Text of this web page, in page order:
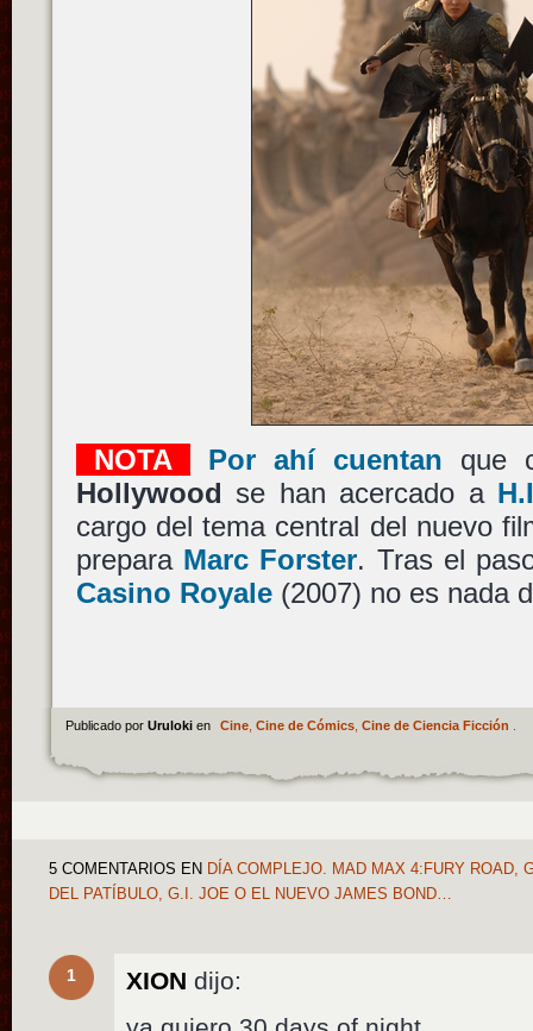
NOTA Por ahí cuentan que
Hollywood se han acercado a
cargo del tema central del nuevo
prepara Marc Forster. Tras el
Casino Royale(2007) no es nada
Publicado por Uruloki en Cine, Cine de Cómics, Cine de Ciencia Ficción
5 COMENTARIOS EN DÍA COMPLEJO. MAD MAX 4:FURY ROAD,
DEL PATÍBULO, G.I. JOE O EL NUEVO JAMES BOND…
1 XION dijo: